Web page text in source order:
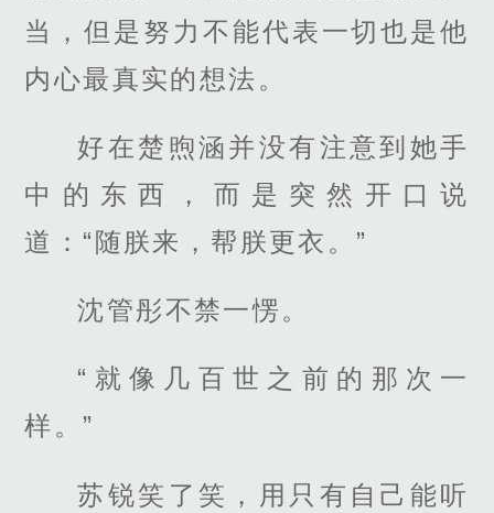
当，但是努力不能代表一切也是他
内心最真实的想法。
好在楚煦涵并没有注意到她手
中的东西，而是突然开口说
道：“随朕来，帮朕更衣。”
沈管彤不禁一愣。
“就像几百世之前的那次一
样。”
苏锐笑了笑，用只有自己能听